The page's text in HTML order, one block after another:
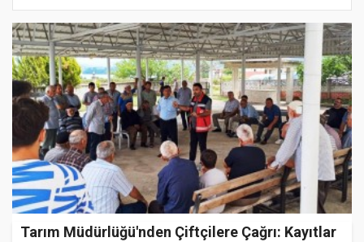
Tarım Müdürlüğü'nden Çiftçilere Çağrı: Kayıtlar